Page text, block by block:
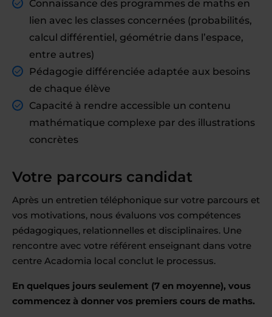
Connaissance des programmes de maths en
lien avec les classes concernées (probabilités,
calcul différentiel, géométrie dans l’espace,
entre autres)
Pédagogie différenciée adaptée aux besoins
de chaque élève
Capacité à rendre accessible un contenu
mathématique complexe par des illustrations
concrètes
Votre parcours candidat
Après un entretien téléphonique sur votre parcours et
vos motivations, nous évaluons vos compétences
pédagogiques, relationnelles et disciplinaires. Une
rencontre avec votre référent enseignant dans votre
centre Acadomia local conclut le processus.
En quelques jours seulement (7 en moyenne), vous
commencez à donner vos premiers cours de maths.